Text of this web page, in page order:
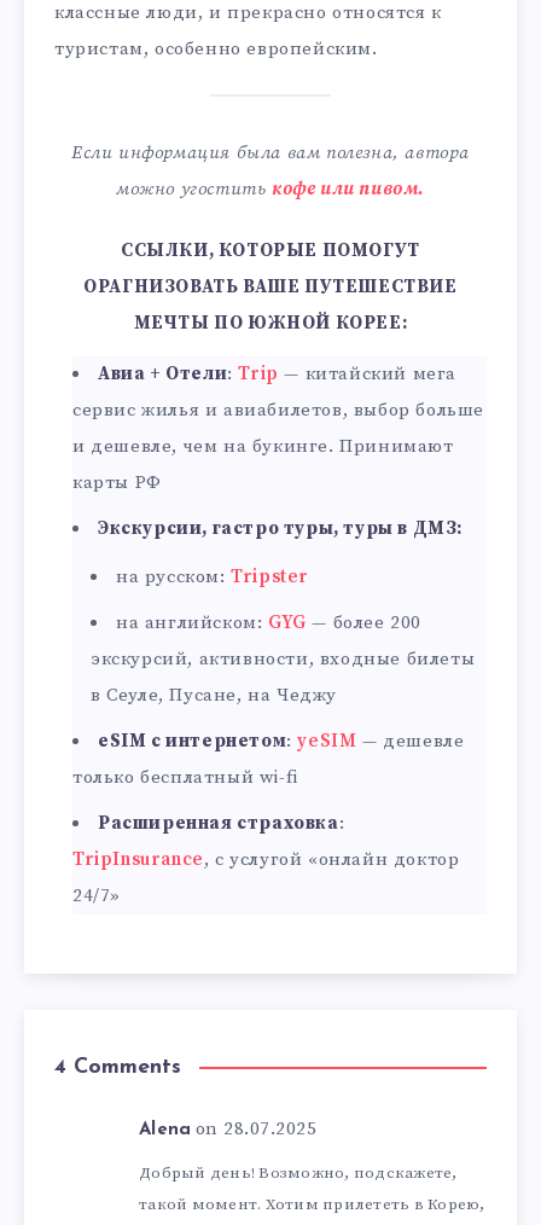
классные люди, и прекрасно относятся к
туристам, особенно европейским.
Если информация была вам полезна, автора
можно угостить кофе или пивом.
ССЫЛКИ, КОТОРЫЕ ПОМОГУТ
ОРАГНИЗОВАТЬ ВАШЕ ПУТЕШЕСТВИЕ
МЕЧТЫ ПО ЮЖНОЙ КОРЕЕ:
Авиа + Отели:Trip — китайский мега
сервис жилья и авиабилетов, выбор больше
и дешевле, чем на букинге. Принимают
карты РФ
Экскурсии, гастро туры, туры в ДМЗ:
на русском:Tripster
на английском: GYG — более 200
экскурсий, активности, входные билеты
в Сеуле, Пусане, на Чеджу
eSIM с интернетом:yeSIM — дешевле
только бесплатный wi-fi
Расширенная страховка:
TripInsurance, с услугой «онлайн доктор
24/7»
4 Comments
Alena on 28.07.2025
Добрый день! Возможно, подскажете,
такой момент. Хотим прилететь в Корею,